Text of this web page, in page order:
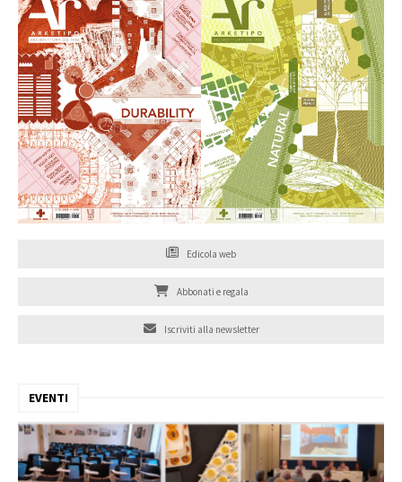
Edicola web
Abbonati e regala
Iscriviti alla newsletter
EVENTI